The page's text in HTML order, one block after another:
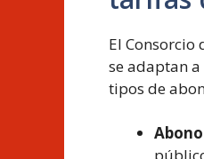
El
se adaptan
tipos de